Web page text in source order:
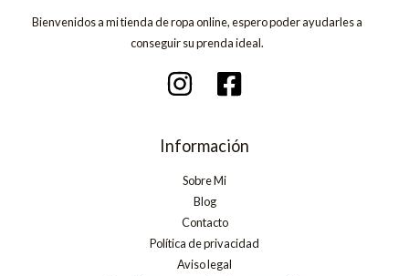
Bienvenidos a mi tienda de ropa online, espero poder ayudarles a
conseguir su prenda ideal.
Información
Sobre Mi
Blog
Contacto
Política de privacidad
Aviso legal